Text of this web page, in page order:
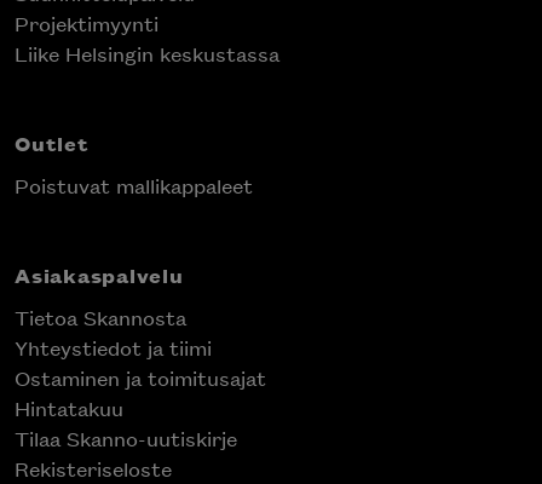
Projektimyynti
Liike Helsingin keskustassa
Outlet
Poistuvat mallikappaleet
Asiakaspalvelu
Tietoa Skannosta
Yhteystiedot ja tiimi
Ostaminen ja toimitusajat
Hintatakuu
Tilaa Skanno-uutiskirje
Rekisteriseloste